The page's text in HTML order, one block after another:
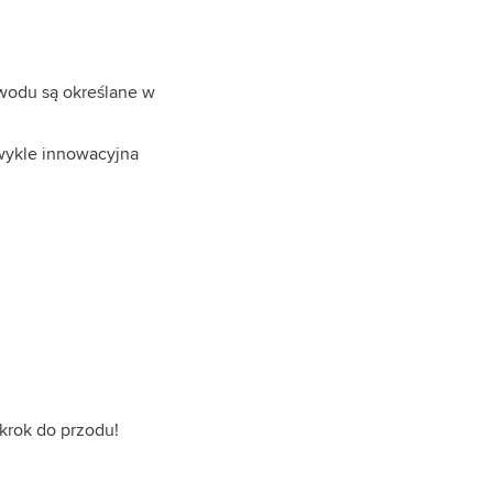
są określane w
innowacyjna
do przodu!